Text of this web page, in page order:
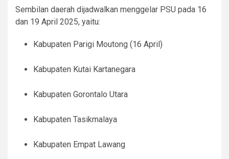
Sembilan daerah dijadwalkan menggelar PSU pada 16
dan 19 April 2025, yaitu:
Kabupaten Parigi Moutong (16 April)
Kabupaten Kutai Kartanegara
Kabupaten Gorontalo Utara
Kabupaten Tasikmalaya
Kabupaten Empat Lawang